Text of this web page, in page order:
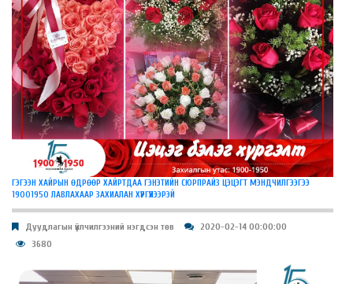
ГЭГЭЭН ХАЙРЫН ӨДРӨӨР ХАЙРТДАА ГЭНЭТИЙН СЮРПРАЙЗ ЦЭЦЭГТ МЭНДЧИЛГЭЭГЭЭ
19001950 ЛАВЛАХААР ЗАХИАЛАН ХҮРГҮҮЛЭЭРЭЙ
Дуудлагын үйлчилгээний нэгдсэн төв
2020-02-14 00:00:00
3680